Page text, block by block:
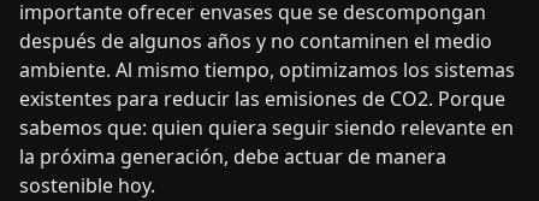
importante ofrecer envases que se descompongan
después de algunos años y no contaminen el medio
ambiente. Al mismo tiempo, optimizamos los sistemas
existentes para reducir las emisiones de CO2. Porque
sabemos que: quien quiera seguir siendo relevante en
la próxima generación, debe actuar de manera
sostenible hoy.